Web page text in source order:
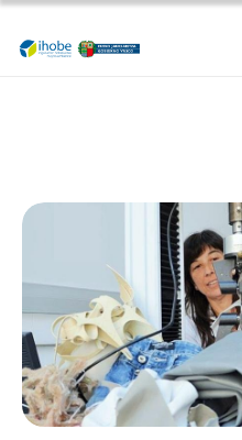
Pasar al contenido principal